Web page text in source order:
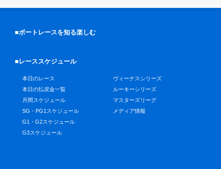
■ボートレースを知る楽しむ
■レーススケジュール
本日のレース
本日の払戻金一覧
月間スケジュール
SG・PG1スケジュール
G1・G2スケジュール
G3スケジュール
ヴィーナスシリーズ
ルーキーシリーズ
マスターズリーグ
メディア情報